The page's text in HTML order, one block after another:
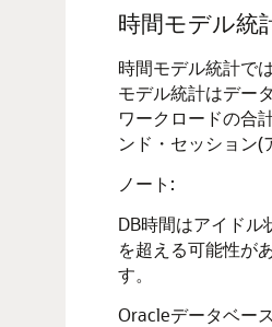
時間モデル統
時間モデル統計で
モデル統計はデー
ワークロードの合
ンド・セッション(
ノート:
DB時間はアイド
を超える可能性が
す。
Oracleデータベー